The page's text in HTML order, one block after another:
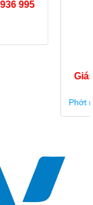
236 - 0936 995